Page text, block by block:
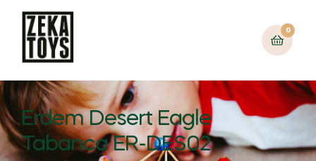
0
Erdem Desert Eagle
Tabanca ER-DES02